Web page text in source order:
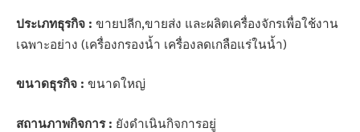
ประเภทธุรกิจ : ขายปลีก,ขายส่ง และผลิตเครื่องจักรเพื่อใช้งาน
เฉพาะอย่าง (เครื่องกรองน้ำ เครื่องลดเกลือแร่ในน้ำ)
ขนาดธุรกิจ : ขนาดใหญ่
สถานภาพกิจการ : ยังดำเนินกิจการอยู่